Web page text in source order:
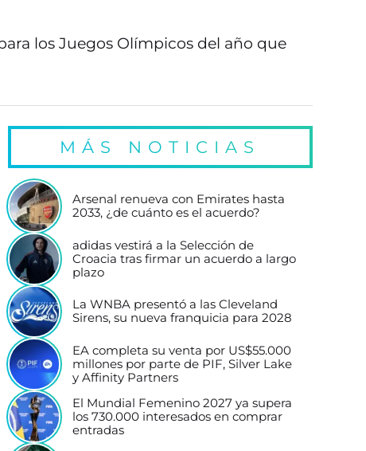
los Juegos Olímpicos del año que
MÁS NOTICIAS
Arsenal renueva con Emirates hasta
2033, ¿de cuánto es el acuerdo?
adidas vestirá a la Selección de
Croacia tras firmar un acuerdo a largo
plazo
La WNBA presentó a las Cleveland
Sirens, su nueva franquicia para 2028
EA completa su venta por US$55.000
millones por parte de PIF, Silver Lake
y Affinity Partners
El Mundial Femenino 2027 ya supera
los 730.000 interesados en comprar
entradas